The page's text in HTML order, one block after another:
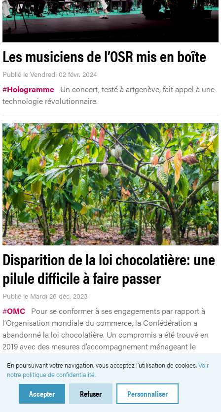
Les musiciens de l’OSR mis en boîte
Publié le Vendredi 02 févr. 2024
#Hologramme Un concert, testé à artgenève, fait appel à une
technologie révolutionnaire.
Disparition de la loi chocolatière: une
pilule difficile à faire passer
Publié le Mardi 26 déc. 2023
#OMC Pour se conformer à ses engagements par rapport à
l’Organisation mondiale du commerce, la Confédération a
abandonné la loi chocolatière. Un compromis a été trouvé en
2019 avec des mesures d’accompagnement ménageant le
chocolatière.
En poursuivant votre navigation, vous acceptez l'utilisation de cookies.Voir
notre politique de confidentialité.
Accepter Refuser Personnaliser